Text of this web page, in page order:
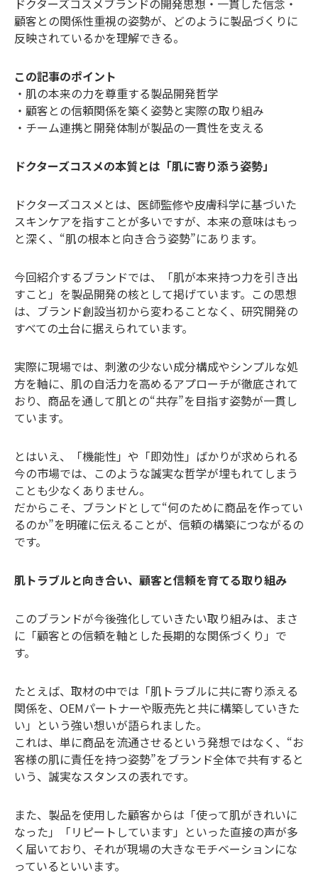
ドクターズコスメブランドの開発思想・一貫した信念・
顧客との関係性重視の姿勢が、どのように製品づくりに
反映されているかを理解できる。
この記事のポイント
・肌の本来の力を尊重する製品開発哲学
・顧客との信頼関係を築く姿勢と実際の取り組み
・チーム連携と開発体制が製品の一貫性を支える
ドクターズコスメの本質とは「肌に寄り添う姿勢」
ドクターズコスメとは、医師監修や皮膚科学に基づいた
スキンケアを指すことが多いですが、本来の意味はもっ
と深く、“肌の根本と向き合う姿勢”にあります。
今回紹介するブランドでは、「肌が本来持つ力を引き出
すこと」を製品開発の核として掲げています。この思想
は、ブランド創設当初から変わることなく、研究開発の
すべての土台に据えられています。
実際に現場では、刺激の少ない成分構成やシンプルな処
方を軸に、肌の自活力を高めるアプローチが徹底されて
おり、商品を通して肌との“共存”を目指す姿勢が一貫し
ています。
とはいえ、「機能性」や「即効性」ばかりが求められる
今の市場では、このような誠実な哲学が埋もれてしまう
ことも少なくありません。
だからこそ、ブランドとして“何のために商品を作ってい
るのか”を明確に伝えることが、信頼の構築につながるの
です。
肌トラブルと向き合い、顧客と信頼を育てる取り組み
このブランドが今後強化していきたい取り組みは、まさ
に「顧客との信頼を軸とした長期的な関係づくり」で
す。
たとえば、取材の中では「肌トラブルに共に寄り添える
関係を、OEMパートナーや販売先と共に構築していきた
い」という強い想いが語られました。
これは、単に商品を流通させるという発想ではなく、“お
客様の肌に責任を持つ姿勢”をブランド全体で共有すると
いう、誠実なスタンスの表れです。
また、製品を使用した顧客からは「使って肌がきれいに
なった」「リピートしています」といった直接の声が多
く届いており、それが現場の大きなモチベーションにな
っているといいます。